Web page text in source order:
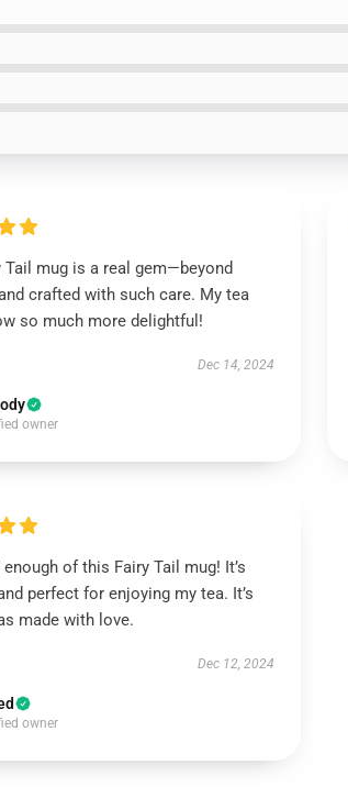
Tail mug is a real gem—beyond
crafted with such care. My tea
so much more delightful!
Dec 14, 2024
owner
enough of this Fairy Tail mug! It’s
perfect for enjoying my tea. It’s
made with love.
Dec 12, 2024
owner